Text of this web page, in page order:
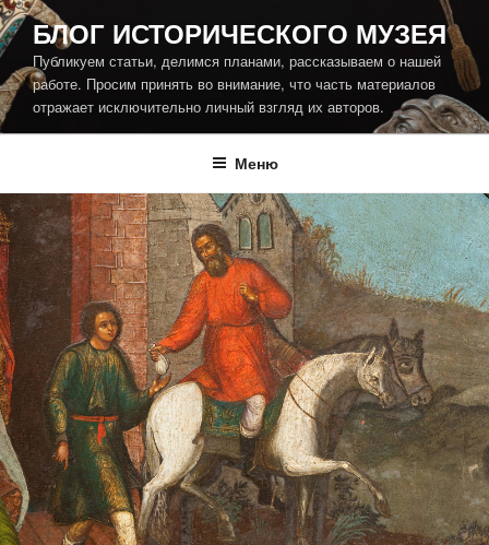
Перейти
к
содержимому
БЛОГ ИСТОРИЧЕСКОГО МУЗЕЯ
Публикуем статьи, делимся планами, рассказываем о нашей
работе. Просим принять во внимание, что часть материалов
отражает исключительно личный взгляд их авторов.
Меню